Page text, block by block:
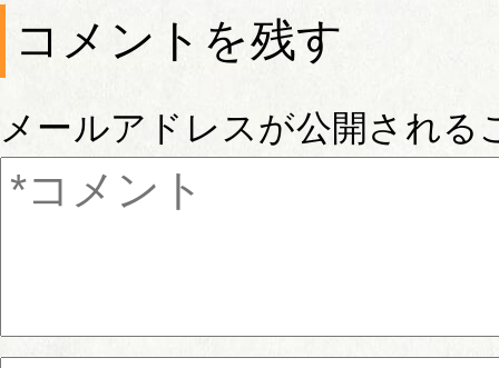
コメントを残す
メールアドレスが公開される